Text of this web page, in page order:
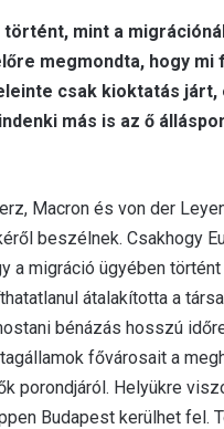
történt, mint a
megmondta, hogy mi
csak kioktatás járt,
más is az ő
Macron és von der
beszélnek. Csakhogy
a migráció ügyében
átalakította a
bénázás hosszú
fővárosait a
porondjáról. Helyükre
Budapest kerülhet fel.